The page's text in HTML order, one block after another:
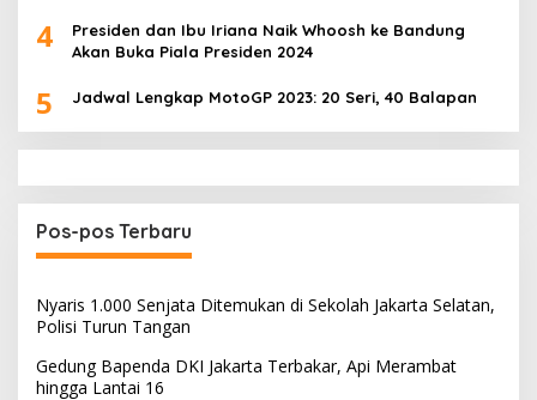
4
Presiden dan Ibu Iriana Naik Whoosh ke Bandung
Akan Buka Piala Presiden 2024
5 Jadwal Lengkap MotoGP 2023: 20 Seri, 40 Balapan
Pos-pos Terbaru
Nyaris 1.000 Senjata Ditemukan di Sekolah Jakarta Selatan,
Polisi Turun Tangan
Gedung Bapenda DKI Jakarta Terbakar, Api Merambat
hingga Lantai 16